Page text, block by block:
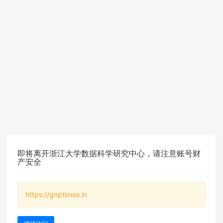
即将离开浙江大学数据科学研究中心，请注意账号财
产安全
https://gnptimes.in